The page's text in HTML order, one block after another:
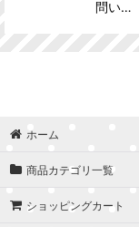
問い…
ホーム
商品カテゴリ一覧
ショッピングカート